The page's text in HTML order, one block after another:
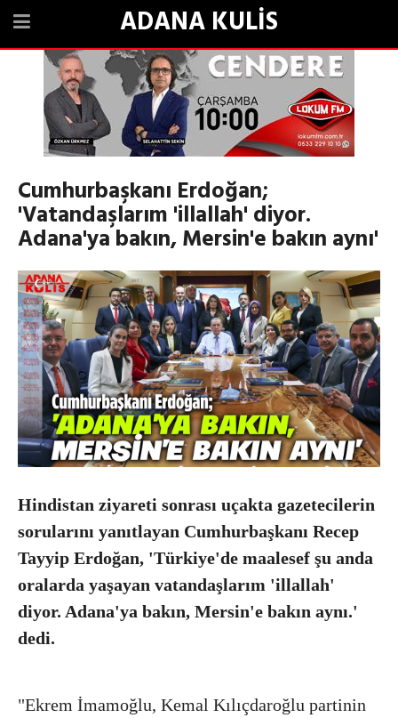
ADANA KULİS
Cumhurbaşkanı Erdoğan;
'Vatandaşlarım 'illallah' diyor.
Adana'ya bakın, Mersin'e bakın aynı'
Hindistan ziyareti sonrası uçakta gazetecilerin
sorularını yanıtlayan Cumhurbaşkanı Recep
Tayyip Erdoğan, 'Türkiye'de maalesef şu anda
oralarda yaşayan vatandaşlarım 'illallah'
diyor. Adana'ya bakın, Mersin'e bakın aynı.'
dedi.
"Ekrem İmamoğlu, Kemal Kılıçdaroğlu partinin